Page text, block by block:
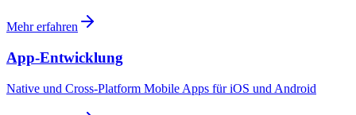
Mehr erfahren
App-Entwicklung
Native und Cross-Platform Mobile Apps für iOS und Android